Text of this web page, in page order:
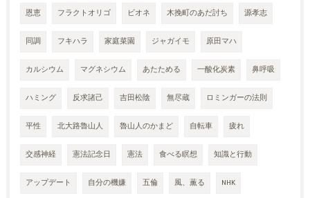
恩恵 フラクトオリゴ ビオネ 木挽町のあだ討ち 源孝志
同調 フキハラ 家庭菜園 ジャガイモ 原田マハ
カルシウム マグネシウム あたためる 一酸化炭素 鼻呼吸
ハミング 反求諸己 吉田松陰 無尽蔵 ロミンガーの法則
平性 北大路魯山人 魯山人のかまど 自転車 疲れ
交感神経 憲法記念日 憲法 食べる瞑想 知識と行動
アップデート 自分の機嫌 五倫 風、薫る NHK